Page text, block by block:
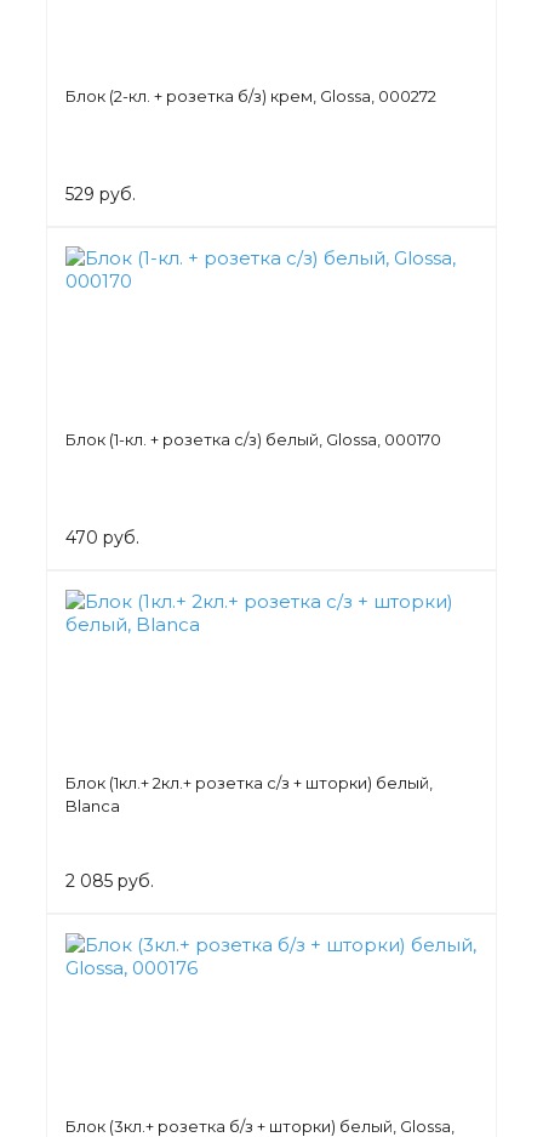
Блок (2-кл. + розетка б/з) крем, Glossa, 000272
529 руб.
Блок (1-кл. + розетка с/з) белый, Glossa, 000170
470 руб.
Блок (1кл.+ 2кл.+ розетка с/з + шторки) белый,
Blanca
2 085 руб.
Блок (3кл.+ розетка б/з + шторки) белый, Glossa,